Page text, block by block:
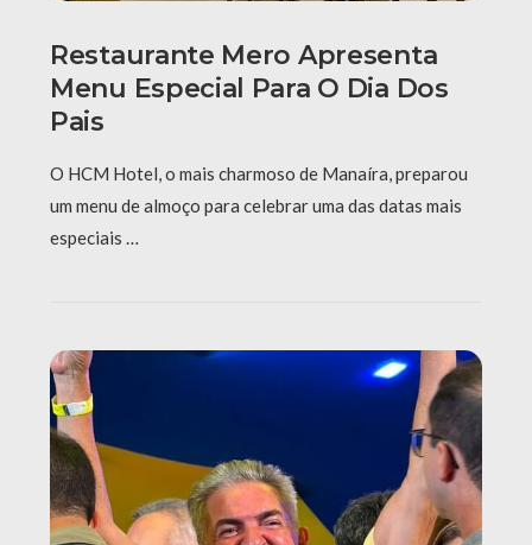
Restaurante Mero Apresenta
Menu Especial Para O Dia Dos
Pais
O HCM Hotel, o mais charmoso de Manaíra, preparou
um menu de almoço para celebrar uma das datas mais
especiais …